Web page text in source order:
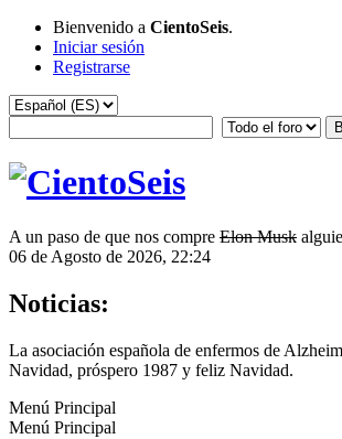
Bienvenido a CientoSeis.
Iniciar sesión
Registrarse
A un paso de que nos compre Elon Musk
06 de Agosto de 2026, 22:24
Noticias:
La asociación española de enfermos de
Navidad, próspero 1987 y feliz Navidad.
Menú Principal
Menú Principal